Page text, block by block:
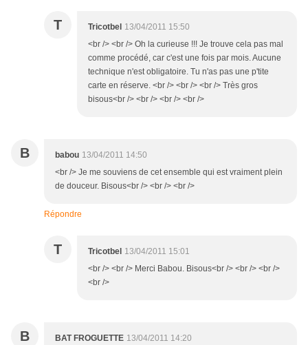
T Tricotbel 13/04/2011 15:50
<br /> <br /> Oh la curieuse !!! Je trouve cela pas mal
comme procédé, car c'est une fois par mois. Aucune
technique n'est obligatoire. Tu n'as pas une p'tite
carte en réserve. <br /> <br /> <br /> Très gros
bisous<br /> <br /> <br /> <br />
B babou 13/04/2011 14:50
<br /> Je me souviens de cet ensemble qui est vraiment plein
de douceur. Bisous<br /> <br /> <br />
Répondre
T Tricotbel 13/04/2011 15:01
<br /> <br /> Merci Babou. Bisous<br /> <br /> <br />
<br />
B BAT FROGUETTE 13/04/2011 14:20